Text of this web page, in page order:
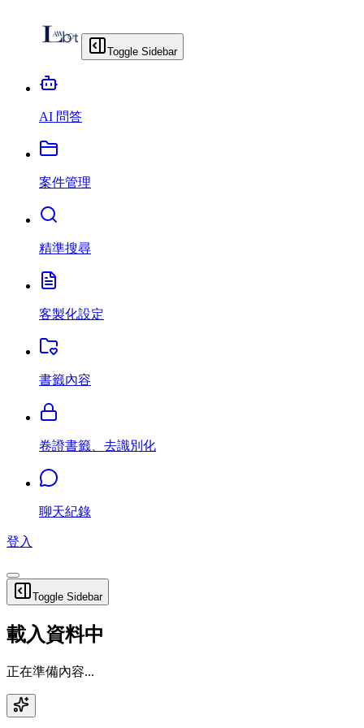
Toggle Sidebar
AI 問答
案件管理
精準搜尋
客製化設定
書籤內容
卷證書籤、去識別化
聊天紀錄
登入
Toggle Sidebar
載入資料中
正在準備內容...